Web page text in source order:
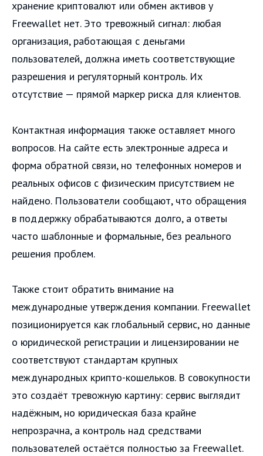
хранение криптовалют или обмен активов у
Freewallet нет. Это тревожный сигнал: любая
организация, работающая с деньгами
пользователей, должна иметь соответствующие
разрешения и регуляторный контроль. Их
отсутствие — прямой маркер риска для клиентов.
Контактная информация также оставляет много
вопросов. На сайте есть электронные адреса и
форма обратной связи, но телефонных номеров и
реальных офисов с физическим присутствием не
найдено. Пользователи сообщают, что обращения
в поддержку обрабатываются долго, а ответы
часто шаблонные и формальные, без реального
решения проблем.
Также стоит обратить внимание на
международные утверждения компании. Freewallet
позиционируется как глобальный сервис, но данные
о юридической регистрации и лицензировании не
соответствуют стандартам крупных
международных крипто-кошельков. В совокупности
это создаёт тревожную картину: сервис выглядит
надёжным, но юридическая база крайне
непрозрачна, а контроль над средствами
пользователей остаётся полностью за Freewallet.